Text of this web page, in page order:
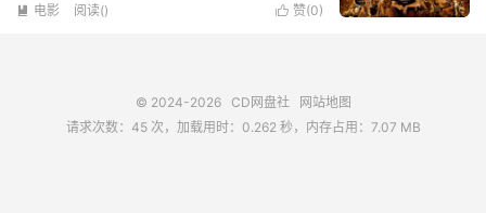
 赞(0)
 电影 阅读()
© 2024-2026 CD网盘社
网站地图
请求次数：45 次，加载用时：0.262 秒，内存占用：7.07 MB